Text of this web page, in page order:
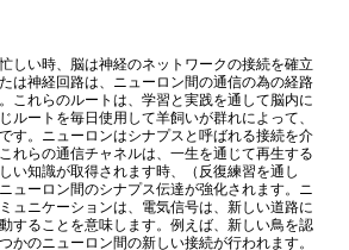
しい時、脳は神経のネットワークの接続を確立
は神経回路は、ニューロン間の通信の為の経路
これらのルートは、学習と実践を通して脳内に
ルートを毎日使用して羊飼いが群れによって、
す。ニューロンはシナプスと呼ばれる接続を介
れらの通信チャネルは、一生を通じて再生する
い知識が取得されます時、（反復練習を通し
ューロン間のシナプス伝達が強化されます。ニ
ュニケーションは、電気信号は、新しい道路に
することを意味します。例えば、新しい鳥を認
かのニューロン間の新しい接続が行われます。